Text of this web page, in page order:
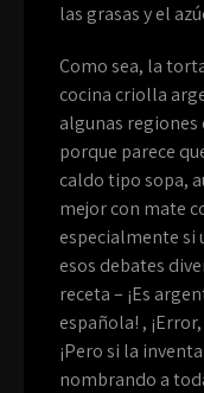
las grasas y el
Como sea, la
cocina criolla
algunas
porque parece
caldo tipo sopa,
mejor con mate
especialmente si
esos debates
receta – ¡Es
española! ,
¡Pero si la
nombrando a